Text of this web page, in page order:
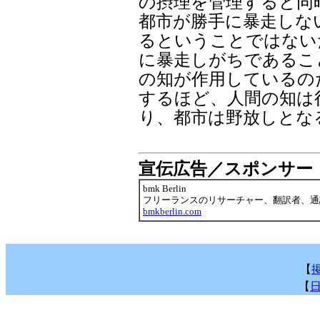
都市が勝手に暴走し
るということではな
に暴走しがちである
の知が作用している
するほど、人間の知
り、都市は野放しとな
宣伝広告／スポンサー
bmk Berlin
フリーランスのリサーチャー、翻訳者、
bmkberlin.com
【
【